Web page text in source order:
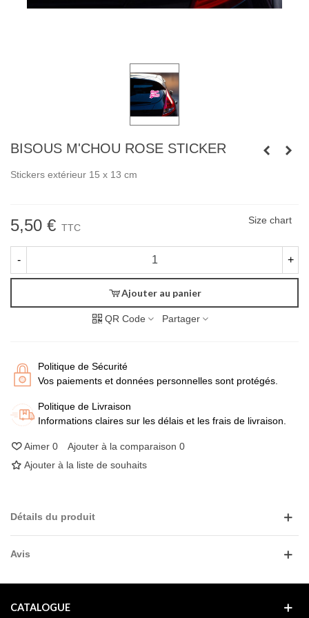
BISOUS M'CHOU ROSE STICKER
Stickers extérieur 15 x 13 cm
5,50 € TTC
Size chart
- +
Ajouter au panier
QR Code Partager
Politique de Sécurité
Vos paiements et données personnelles sont protégés.
Politique de Livraison
Informations claires sur les délais et les frais de livraison.
Aimer 0 Ajouter à la comparaison 0
Ajouter à la liste de souhaits
Détails du produit
Avis
CATALOGUE